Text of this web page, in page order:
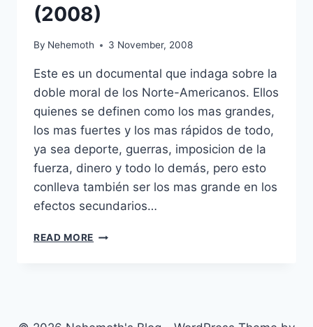
(2008)
By Nehemoth 3 November, 2008
Este es un documental que indaga sobre la
doble moral de los Norte-Americanos. Ellos
quienes se definen como los mas grandes,
los mas fuertes y los mas rápidos de todo,
ya sea deporte, guerras, imposicion de la
fuerza, dinero y todo lo demás, pero esto
conlleva también ser los mas grande en los
efectos secundarios…
READ MORE BIGGER,